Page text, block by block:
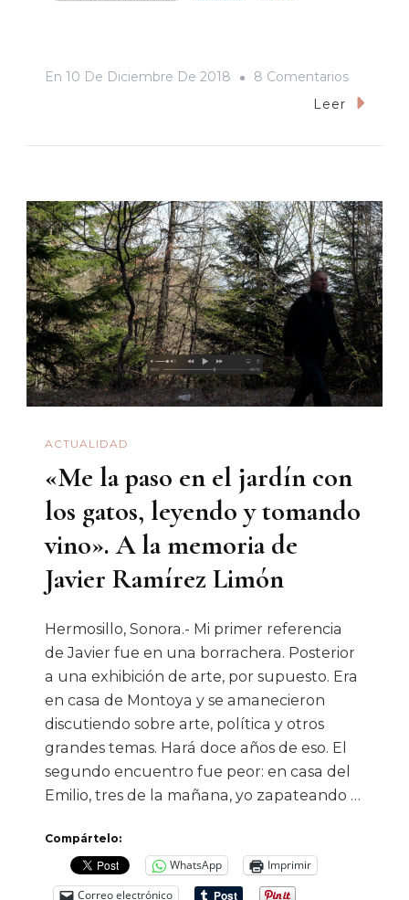
En 10 De Diciembre De 2018 8 ComentariosEn
Sobre
Cuatro
Esquinas
Tan
Esperado
Leer
ACTUALIDAD
«Me la paso en el jardín con
los gatos, leyendo y tomando
vino». A la memoria de
Javier Ramírez Limón
Hermosillo, Sonora.- Mi primer referencia
de Javier fue en una borrachera. Posterior
a una exhibición de arte, por supuesto. Era
en casa de Montoya y se amanecieron
discutiendo sobre arte, política y otros
grandes temas. Hará doce años de eso. El
segundo encuentro fue peor: en casa del
Emilio, tres de la mañana, yo zapateando …
Compártelo:
WhatsApp
Imprimir
Correo electrónico